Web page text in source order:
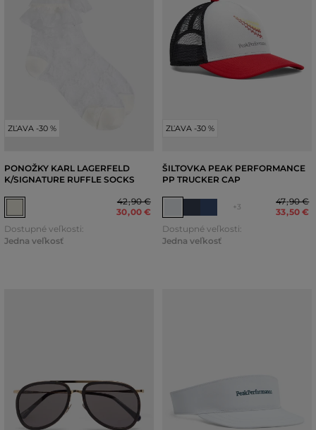
ZĽAVA -30 %
PONOŽKY KARL LAGERFELD
K/SIGNATURE RUFFLE SOCKS
42,90 €
30,00 €
Dostupné veľkosti:
Jedna veľkosť
ZĽAVA -30 %
ŠILTOVKA PEAK PERFORMANCE
PP TRUCKER CAP
+3
47,90 €
33,50 €
Dostupné veľkosti:
Jedna veľkosť